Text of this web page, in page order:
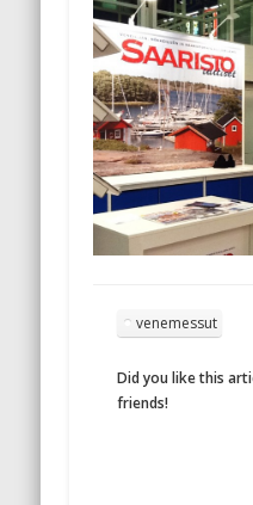
venemessut
Did you like this
friends!